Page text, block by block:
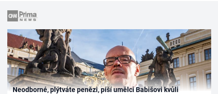
Neodborné, plýtváte penězi, píší umělci Babišovi kvůli